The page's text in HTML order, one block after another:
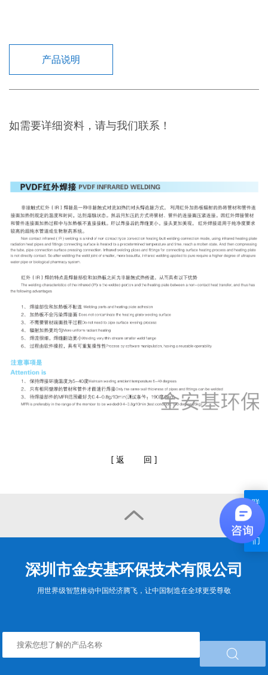
产品说明
如需要详细资料，请与我们联系！
[ 返 回 ]

深圳市金安基环保技术有限公司
用世界级智慧推动中国经济腾飞，让中国制造在全球更受尊敬

联
我
们